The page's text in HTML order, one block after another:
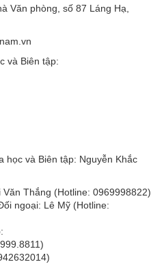
Văn phòng, số 87 Láng Hạ,
và Biên tập:
học và Biên tập: Nguyễn Khắc
Thắng (Hotline: 0969998822)
ngoại: Lê Mỹ (Hotline: